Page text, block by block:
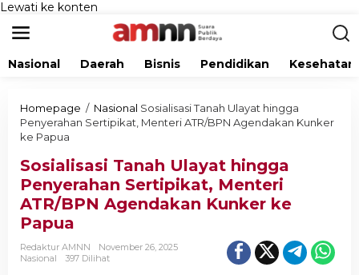
Lewati ke konten
Nasional Daerah Bisnis Pendidikan Kesehatan
Homepage / Nasional Sosialisasi Tanah Ulayat hingga
Penyerahan Sertipikat, Menteri ATR/BPN Agendakan Kunker
ke Papua
Sosialisasi Tanah Ulayat hingga
Penyerahan Sertipikat, Menteri
ATR/BPN Agendakan Kunker ke
Papua
Redaktur AMNN
November 26, 2025
Nasional
397 Dilihat